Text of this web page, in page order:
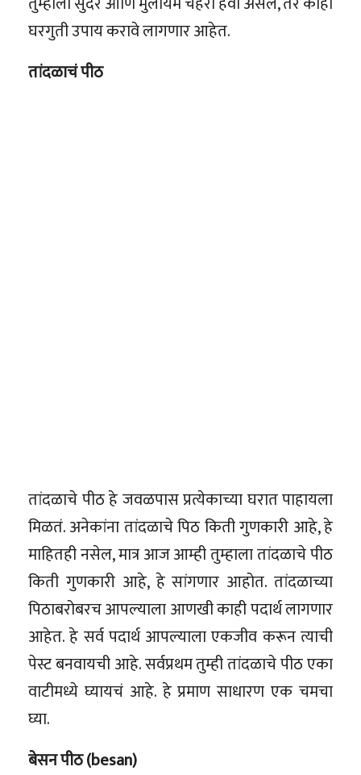
घरगुती उपाय करावे लागणार आहेत.
तांदळाचं पीठ
तांदळाचे पीठ हे जवळपास प्रत्येकाच्या घरात पाहायला
मिळतं. अनेकांना तांदळाचे पिठ किती गुणकारी आहे, हे
माहितही नसेल, मात्र आज आम्ही तुम्हाला तांदळाचे पीठ
किती गुणकारी आहे, हे सांगणार आहोत. तांदळाच्या
पिठाबरोबरच आपल्याला आणखी काही पदार्थ लागणार
आहेत. हे सर्व पदार्थ आपल्याला एकजीव करून त्याची
पेस्ट बनवायची आहे. सर्वप्रथम तुम्ही तांदळाचे पीठ एका
वाटीमध्ये घ्यायचं आहे. हे प्रमाण साधारण एक चमचा
घ्या.
बेसन पीठ (besan)